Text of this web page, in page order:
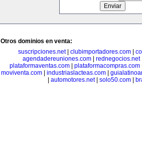
Otros dominios en venta:
suscripciones.net| clubimportadores.com
agendadereuniones.com| rednegocios.net
plataformaventas.com
plataformacompras.com
moviventa.com| industriaslacteas.com|
automotores.net| solo50.com